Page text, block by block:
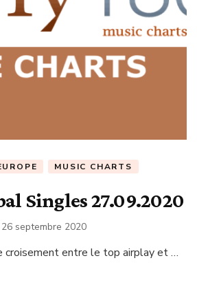
MUSIC CHARTS
Singles 27.09.2020
26 septembre 2020
croisement entre le top airplay et …